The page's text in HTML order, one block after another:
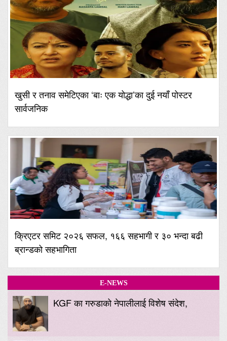
खुसी र तनाव समेटिएका ‘बाः एक योद्धा’का दुई नयाँ पोस्टर
सार्वजनिक
क्रिएटर समिट २०२६ सफल, १६६ सहभागी र ३० भन्दा बढी
ब्रान्डको सहभागिता
E-NEWS
KGF का गरुडाको नेपालीलाई विशेष संदेश,